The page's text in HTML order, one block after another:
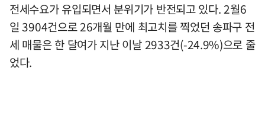
전세수요가 유입되면서 분위기가 반전되고 있다. 2월6
일 3904건으로 26개월 만에 최고치를 찍었던 송파구 전
세 매물은 한 달여가 지난 이날 2933건(-24.9%)으로 줄
었다.